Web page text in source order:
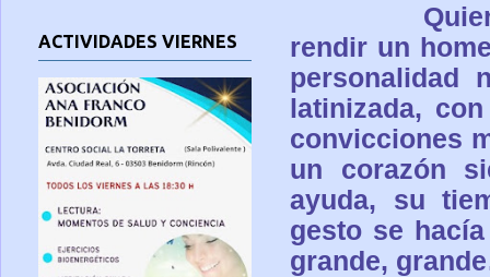
rendir un
personalidad
latinizada,
convicciones
un corazón
ayuda, su
gesto se
grande,
ACTIVIDADES VIERNES